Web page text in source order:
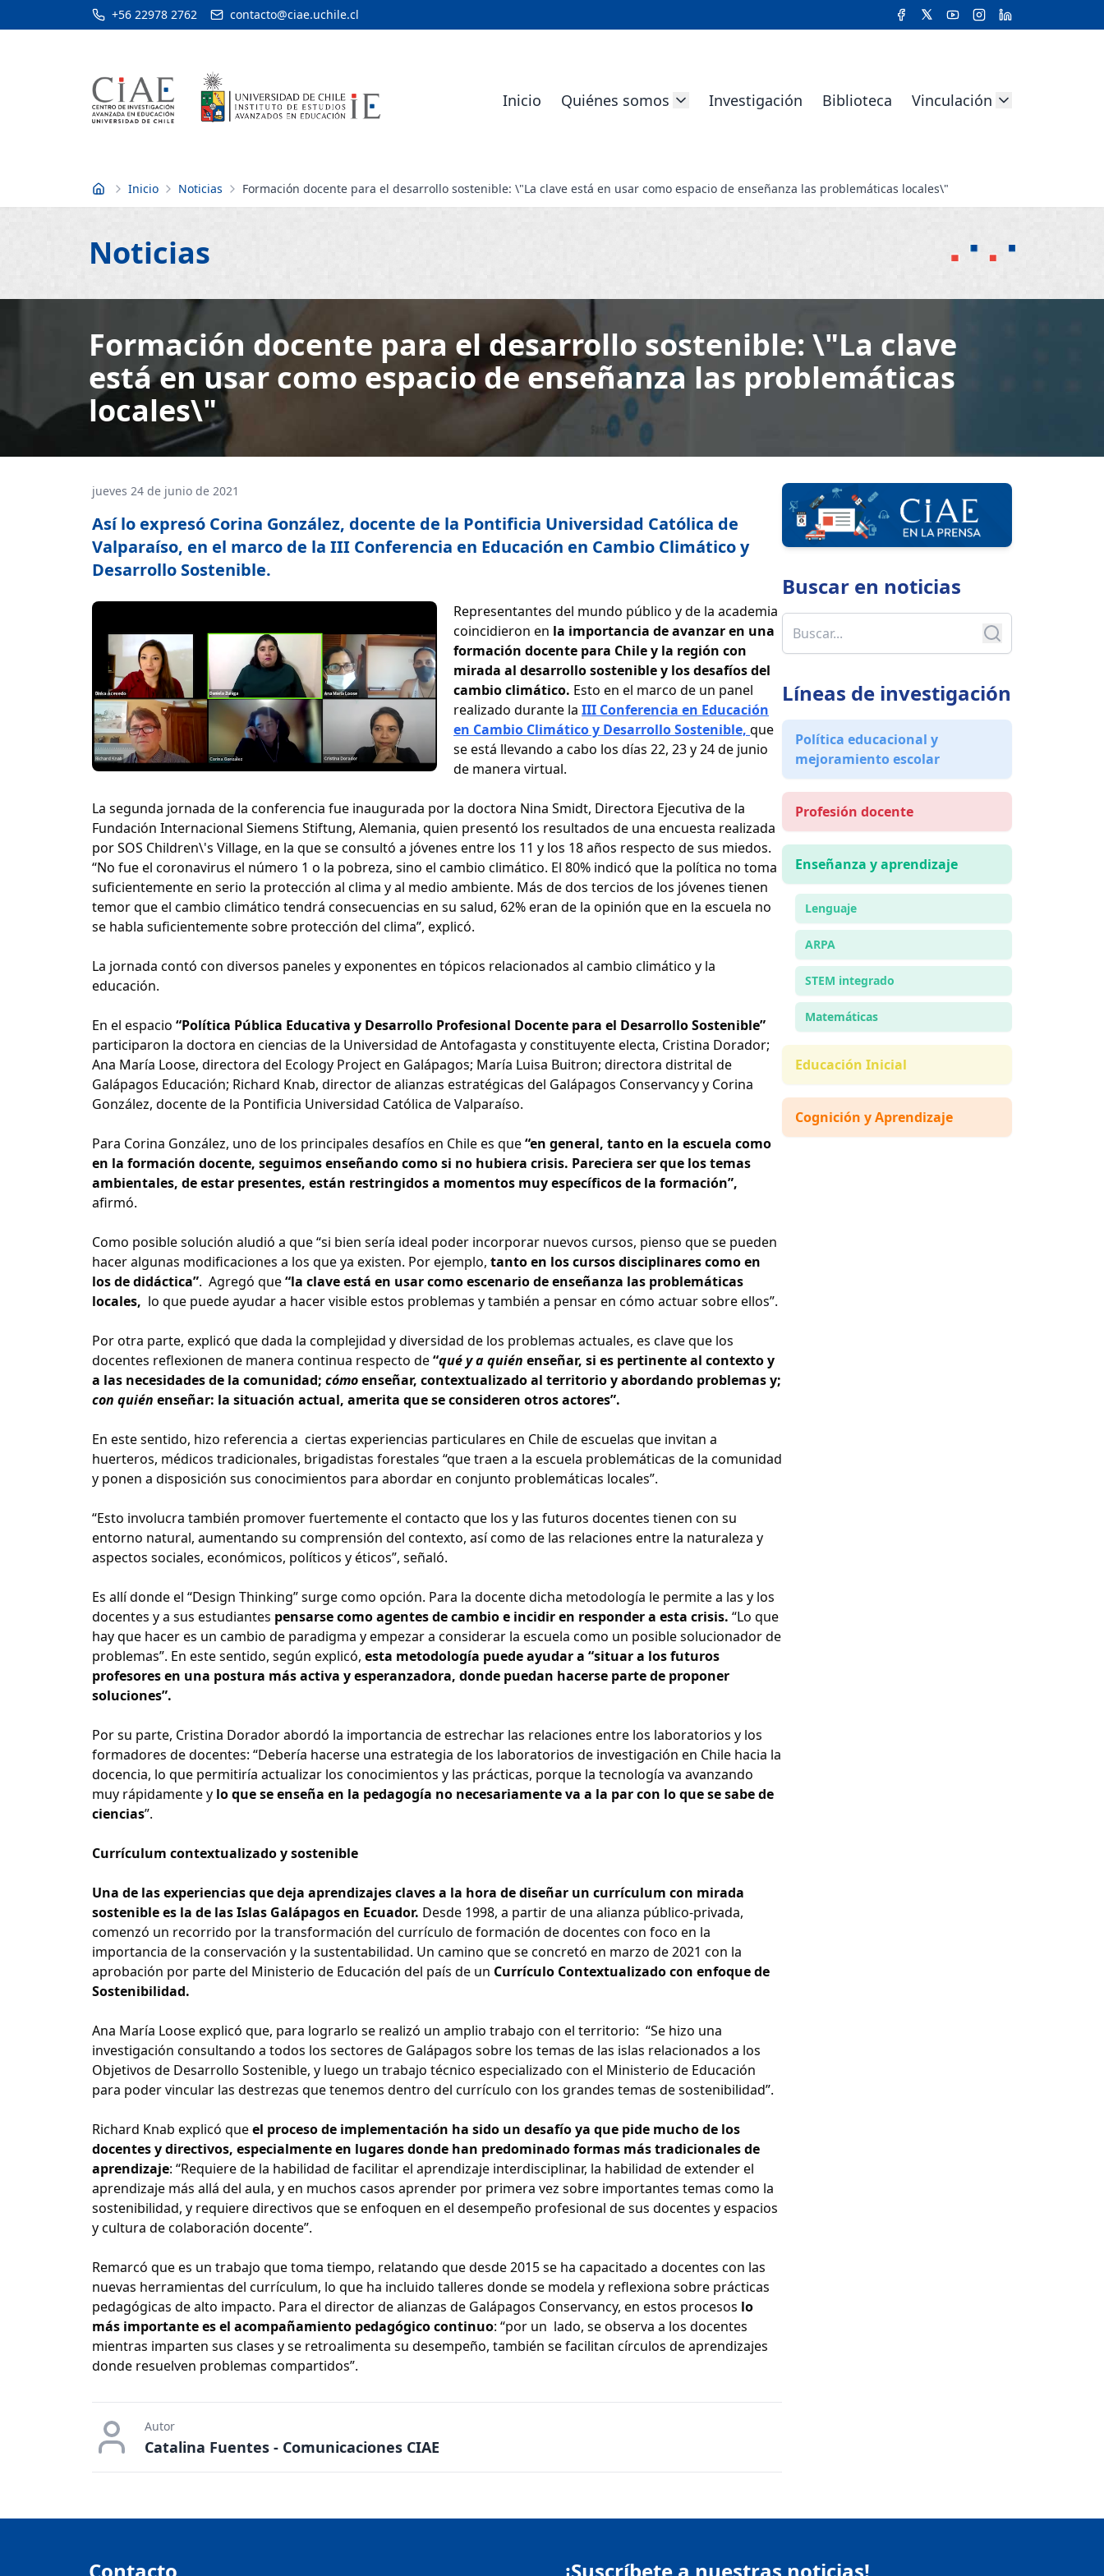
+56 22978 2762 contacto@ciae.uchile.cl
Inicio Quiénes somos Investigación Biblioteca Vinculación
Inicio Inicio Noticias Formación docente para el desarrollo sostenible: \"La clave está en usar como espacio de enseñanza las problemáticas locales\"
Noticias
Formación docente para el desarrollo sostenible: \"La clave
está en usar como espacio de enseñanza las problemáticas
locales\"
jueves 24 de junio de 2021
Así lo expresó Corina González, docente de la Pontificia Universidad Católica de
Valparaíso, en el marco de la III Conferencia en Educación en Cambio Climático y
Desarrollo Sostenible.
Representantes del mundo público y de la academia
coincidieron en la importancia de avanzar en una
formación docente para Chile y la región con
mirada al desarrollo sostenible y los desafíos del
cambio climático. Esto en el marco de un panel
realizado durante la III Conferencia en Educación
en Cambio Climático y Desarrollo Sostenible, que
se está llevando a cabo los días 22, 23 y 24 de junio
de manera virtual.
La segunda jornada de la conferencia fue inaugurada por la doctora Nina Smidt, Directora Ejecutiva de la
Fundación Internacional Siemens Stiftung, Alemania, quien presentó los resultados de una encuesta realizada
por SOS Children\'s Village, en la que se consultó a jóvenes entre los 11 y los 18 años respecto de sus miedos.
“No fue el coronavirus el número 1 o la pobreza, sino el cambio climático. El 80% indicó que la política no toma
suficientemente en serio la protección al clima y al medio ambiente. Más de dos tercios de los jóvenes tienen
temor que el cambio climático tendrá consecuencias en su salud, 62% eran de la opinión que en la escuela no
se habla suficientemente sobre protección del clima”, explicó.
La jornada contó con diversos paneles y exponentes en tópicos relacionados al cambio climático y la
educación.
En el espacio “Política Pública Educativa y Desarrollo Profesional Docente para el Desarrollo Sostenible”
participaron la doctora en ciencias de la Universidad de Antofagasta y constituyente electa, Cristina Dorador;
Ana María Loose, directora del Ecology Project en Galápagos; María Luisa Buitron; directora distrital de
Galápagos Educación; Richard Knab, director de alianzas estratégicas del Galápagos Conservancy y Corina
González, docente de la Pontificia Universidad Católica de Valparaíso.
Para Corina González, uno de los principales desafíos en Chile es que“en general, tanto en la escuela como
en la formación docente, seguimos enseñando como si no hubiera crisis. Pareciera ser que los temas
ambientales, de estar presentes, están restringidos a momentos muy específicos de la formación”,
afirmó.
Como posible solución aludió a que “si bien sería ideal poder incorporar nuevos cursos, pienso que se pueden
hacer algunas modificaciones a los que ya existen. Por ejemplo, tanto en los cursos disciplinares como en
los de didáctica”. Agregó que“la clave está en usar como escenario de enseñanza las problemáticas
locales, lo que puede ayudar a hacer visible estos problemas y también a pensar en cómo actuar sobre ellos”.
Por otra parte, explicó que dada la complejidad y diversidad de los problemas actuales, es clave que los
docentes reflexionen de manera continua respecto de“qué y a quién enseñar, si es pertinente al contexto y
a las necesidades de la comunidad; cómoenseñar, contextualizado al territorio y abordando problemas y;
con quién enseñar: la situación actual, amerita que se consideren otros actores”.
En este sentido, hizo referencia a ciertas experiencias particulares en Chile de escuelas que invitan a
huerteros, médicos tradicionales, brigadistas forestales “que traen a la escuela problemáticas de la comunidad
y ponen a disposición sus conocimientos para abordar en conjunto problemáticas locales”.
“Esto involucra también promover fuertemente el contacto que los y las futuros docentes tienen con su
entorno natural, aumentando su comprensión del contexto, así como de las relaciones entre la naturaleza y
aspectos sociales, económicos, políticos y éticos”, señaló.
Es allí donde el “Design Thinking” surge como opción. Para la docente dicha metodología le permite a las y los
docentes y a sus estudiantes pensarse como agentes de cambio e incidir en responder a esta crisis. “Lo que
hay que hacer es un cambio de paradigma y empezar a considerar la escuela como un posible solucionador de
problemas”. En este sentido, según explicó, esta metodología puede ayudar a “situar a los futuros
profesores en una postura más activa y esperanzadora, donde puedan hacerse parte de proponer
soluciones”.
Por su parte, Cristina Dorador abordó la importancia de estrechar las relaciones entre los laboratorios y los
formadores de docentes: “Debería hacerse una estrategia de los laboratorios de investigación en Chile hacia la
docencia, lo que permitiría actualizar los conocimientos y las prácticas, porque la tecnología va avanzando
muy rápidamente y lo que se enseña en la pedagogía no necesariamente va a la par con lo que se sabe de
ciencias”.
Currículum contextualizado y sostenible
Una de las experiencias que deja aprendizajes claves a la hora de diseñar un currículum con mirada
sostenible es la de las Islas Galápagos en Ecuador. Desde 1998, a partir de una alianza público-privada,
comenzó un recorrido por la transformación del currículo de formación de docentes con foco en la
importancia de la conservación y la sustentabilidad. Un camino que se concretó en marzo de 2021 con la
aprobación por parte del Ministerio de Educación del país de un Currículo Contextualizado con enfoque de
Sostenibilidad.
Ana María Loose explicó que, para lograrlo se realizó un amplio trabajo con el territorio: “Se hizo una
investigación consultando a todos los sectores de Galápagos sobre los temas de las islas relacionados a los
Objetivos de Desarrollo Sostenible, y luego un trabajo técnico especializado con el Ministerio de Educación
para poder vincular las destrezas que tenemos dentro del currículo con los grandes temas de sostenibilidad”.
Richard Knab explicó queel proceso de implementación ha sido un desafío ya que pide mucho de los
docentes y directivos, especialmente en lugares donde han predominado formas más tradicionales de
aprendizaje: “Requiere de la habilidad de facilitar el aprendizaje interdisciplinar, la habilidad de extender el
aprendizaje más allá del aula, y en muchos casos aprender por primera vez sobre importantes temas como la
sostenibilidad, y requiere directivos que se enfoquen en el desempeño profesional de sus docentes y espacios
y cultura de colaboración docente”.
Remarcó que es un trabajo que toma tiempo, relatando que desde 2015 se ha capacitado a docentes con las
nuevas herramientas del currículum, lo que ha incluido talleres donde se modela y reflexiona sobre prácticas
pedagógicas de alto impacto. Para el director de alianzas de Galápagos Conservancy, en estos procesos lo
más importante es el acompañamiento pedagógico continuo: “por un lado, se observa a los docentes
mientras imparten sus clases y se retroalimenta su desempeño, también se facilitan círculos de aprendizajes
donde resuelven problemas compartidos”.
Autor
Catalina Fuentes - Comunicaciones CIAE
Buscar en noticias
Líneas de investigación
Política educacional y
mejoramiento escolar
Profesión docente
Enseñanza y aprendizaje
Lenguaje
ARPA
STEM integrado
Matemáticas
Educación Inicial
Cognición y Aprendizaje
Contacto ¡Suscríbete a nuestras noticias!